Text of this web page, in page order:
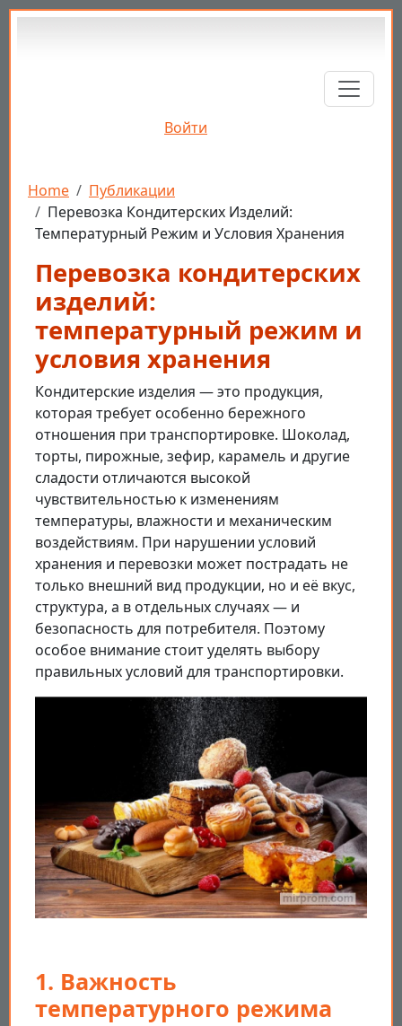
Перейти к основному содержанию
Войти
Строка навигации
Home
Публикации
Перевозка Кондитерских Изделий:
Температурный Режим и Условия Хранения
Перевозка кондитерских
изделий:
температурный режим и
условия хранения
Кондитерские изделия — это продукция,
которая требует особенно бережного
отношения при транспортировке. Шоколад,
торты, пирожные, зефир, карамель и другие
сладости отличаются высокой
чувствительностью к изменениям
температуры, влажности и механическим
воздействиям. При нарушении условий
хранения и перевозки может пострадать не
только внешний вид продукции, но и её вкус,
структура, а в отдельных случаях — и
безопасность для потребителя. Поэтому
особое внимание стоит уделять выбору
правильных условий для транспортировки.
1. Важность
температурного режима